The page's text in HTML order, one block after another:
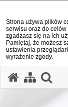
Strona używa plików
serwisu oraz do
zgadzasz się na ich
Pamiętaj, że możesz
ustawienia
wyrażenie zgody.